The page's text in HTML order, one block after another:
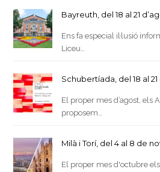
Bayreuth, del 18 al 21
Ens fa especial il·lusió
Liceu…
Schubertíada, del 18 al 21
El proper mes d’agost, els
proposem…
Milà i Torí, del 4 al 8 de
El proper mes d'octubre